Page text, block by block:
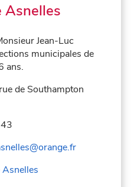
Asnelles
Jean-Luc
municipales de
ans.
de Southampton